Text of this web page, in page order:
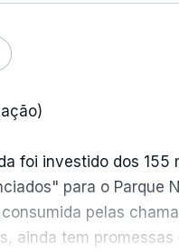
foi investido dos 155
para o Parque
pelas
ainda tem